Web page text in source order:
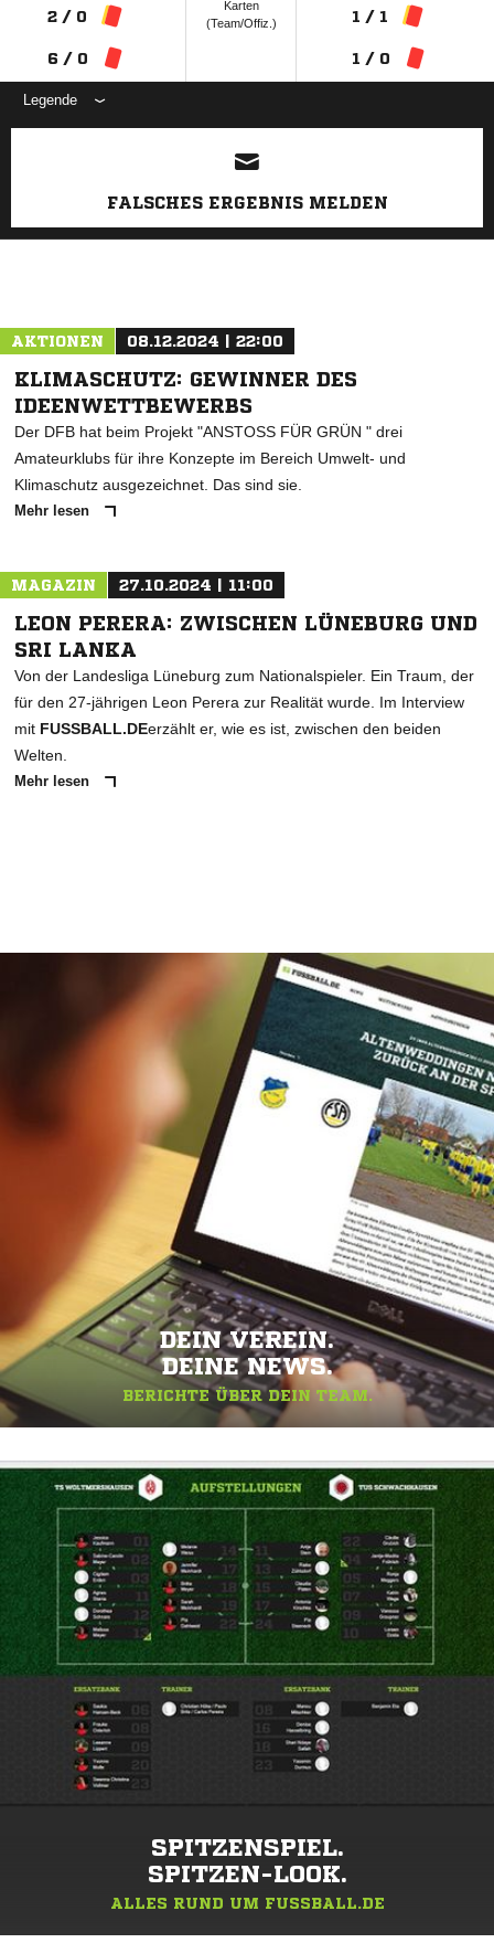
2 / 0
6 / 0
Karten
(Team/Offiz.)
1 / 1
1 / 0
Legende
ANZEIGE
FALSCHES ERGEBNIS MELDEN
AKTIONEN 08.12.2024 | 22:00
KLIMASCHUTZ: GEWINNER DES
IDEENWETTBEWERBS
Der DFB hat beim Projekt "ANSTOSS FÜR GRÜN " drei
Amateurklubs für ihre Konzepte im Bereich Umwelt- und
Klimaschutz ausgezeichnet. Das sind sie.
Mehr lesen
MAGAZIN 27.10.2024 | 11:00
LEON PERERA: ZWISCHEN LÜNEBURG UND
SRI LANKA
Von der Landesliga Lüneburg zum Nationalspieler. Ein Traum, der
für den 27-jährigen Leon Perera zur Realität wurde. Im Interview
mit FUSSBALL.DEerzählt er, wie es ist, zwischen den beiden
Welten.
Mehr lesen
DEIN VEREIN.
DEINE NEWS.
BERICHTE ÜBER DEIN TEAM.
SPITZENSPIEL.
SPITZEN-LOOK.
ALLES RUND UM FUSSBALL.DE